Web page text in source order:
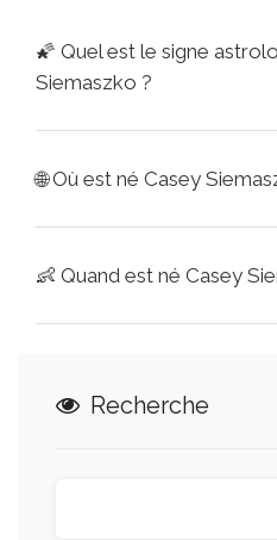
🌠 Quel est le signe
Siemaszko ?
🌐Où est né Casey
👶 Quand est né Casey
Recherche